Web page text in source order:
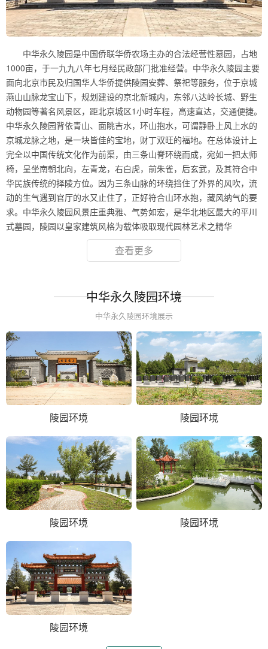
中华永久陵园是中国侨联华侨农场主办的合法经营性墓园，占地
1000亩，于一九九八年七月经民政部门批准经营。中华永久陵园主要
面向北京市民及归国华人华侨提供陵园安葬、祭祀等服务，位于京城
燕山山脉龙宝山下，规划建设的京北新城内，东邻八达岭长城、野生
动物园等著名风景区，距北京城区1小时车程，高速直达，交通便捷。
中华永久陵园背依青山、面眺吉水，环山抱水，可谓静卧上风上水的
京城龙脉之地，是一块皆佳的宝地，财丁双旺的福地。在总体设计上
完全以中国传统文化作为前渠，由三条山脊环绕而成，宛如一把太师
椅，呈坐南朝北向，左青龙，右白虎，前朱雀，后玄武，及其符合中
华民族传统的择陵方位。因为三条山脉的环绕挡住了外界的风吹，流
动的生气遇到官厅的水又止住了，正好符合山环水抱，藏风纳气的要
求。中华永久陵园风景庄重典雅、气势如宏，是华北地区最大的平川
式墓园，陵园以皇家建筑风格为载体吸取现代园林艺术之精华
查看更多
中华永久陵园环境
中华永久陵园环境展示
陵园环境 陵园环境
陵园环境 陵园环境
陵园环境